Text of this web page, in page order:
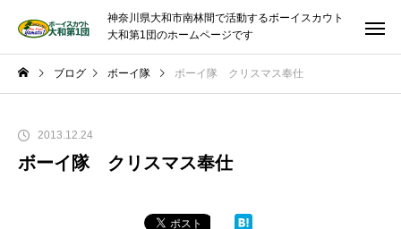
神奈川県大和市南林間で活動するボーイスカウト
大和第1団のホームページです
ブログ ボーイ隊 ボーイ隊 クリスマス奉仕
2013.12.24
ボーイ隊 クリスマス奉仕